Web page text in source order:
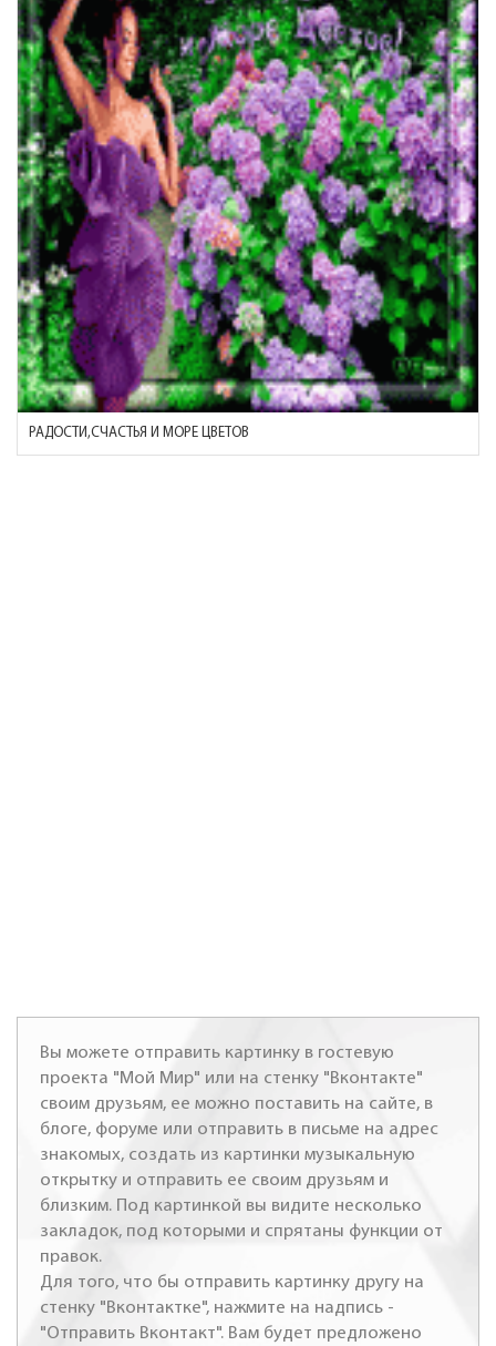
РАДОСТИ,СЧАСТЬЯ И МОРЕ ЦВЕТОВ
Вы можете отправить картинку в гостевую
проекта "Мой Мир" или на стенку "Вконтакте"
своим друзьям, ее можно поставить на сайте, в
блоге, форуме или отправить в письме на адрес
знакомых, создать из картинки музыкальную
открытку и отправить ее своим друзьям и
близким. Под картинкой вы видите несколько
закладок, под которыми и спрятаны функции от
правок.
Для того, что бы отправить картинку другу на
стенку "Вконтактке", нажмите на надпись -
"Отправить Вконтакт". Вам будет предложено